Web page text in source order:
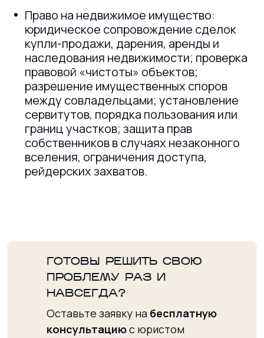
Право на недвижимое имущество:
юридическое сопровождение сделок
купли-продажи, дарения, аренды и
наследования недвижимости; проверка
правовой «чистоты» объектов;
разрешение имущественных споров
между совладельцами; установление
сервитутов, порядка пользования или
границ участков; защита прав
собственников в случаях незаконного
вселения, ограничения доступа,
рейдерских захватов.
ГОТОВЫ РЕШИТЬ СВОЮ
ПРОБЛЕМУ РАЗ И
НАВСЕГДА?
Оставьте заявку на бесплатную
консультациюс юристом